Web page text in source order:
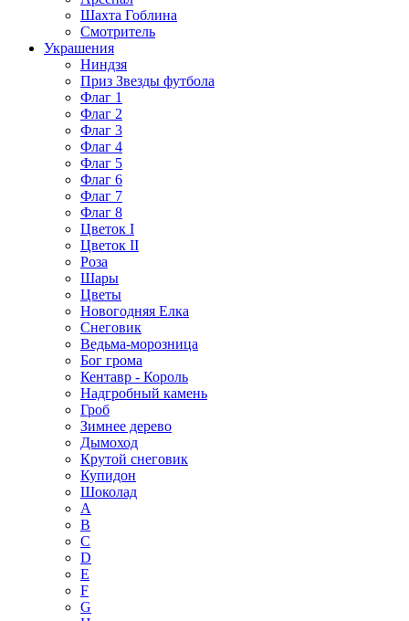
Шахта Гоблина
Смотритель
Украшения
Ниндзя
Приз Звезды футбола
Флаг 1
Флаг 2
Флаг 3
Флаг 4
Флаг 5
Флаг 6
Флаг 7
Флаг 8
Цветок I
Цветок II
Роза
Шары
Цветы
Новогодняя Елка
Снеговик
Ведьма-морозница
Бог грома
Кентавр - Король
Надгробный камень
Гроб
Зимнее дерево
Дымоход
Крутой снеговик
Купидон
Шоколад
A
B
C
D
E
F
G